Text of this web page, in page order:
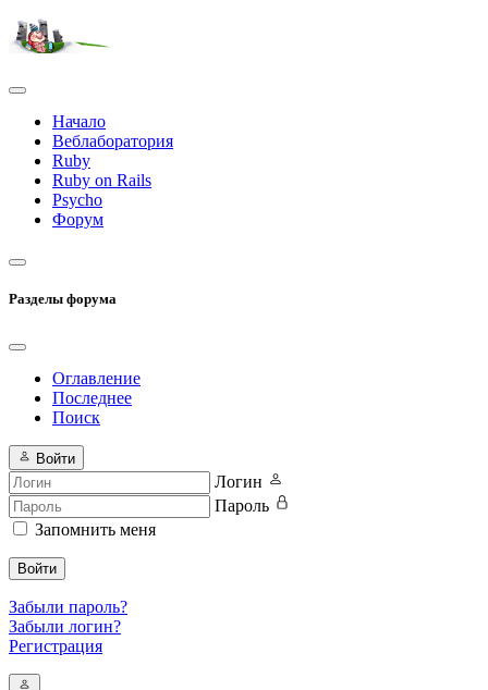
Начало
Веблаборатория
Ruby
Ruby on Rails
Psycho
Форум
Разделы форума
Оглавление
Последнее
Поиск
Войти
Логин
Пароль
Запомнить меня
Войти
Забыли пароль?
Забыли логин?
Регистрация